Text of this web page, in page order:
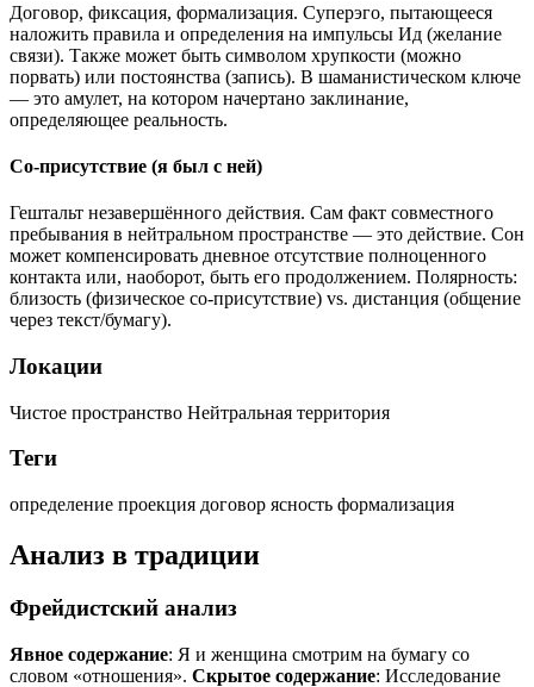
Договор, фиксация, формализация. Суперэго, пытающееся
наложить правила и определения на импульсы Ид (желание
связи). Также может быть символом хрупкости (можно
порвать) или постоянства (запись). В шаманистическом ключе
— это амулет, на котором начертано заклинание,
определяющее реальность.
Со-присутствие (я был с ней)
Гештальт незавершённого действия. Сам факт совместного
пребывания в нейтральном пространстве — это действие. Сон
может компенсировать дневное отсутствие полноценного
контакта или, наоборот, быть его продолжением. Полярность:
близость (физическое со-присутствие) vs. дистанция (общение
через текст/бумагу).
Локации
Чистое пространство Нейтральная территория
Теги
определение проекция договор ясность формализация
Анализ в традиции
Фрейдистский анализ
Явное содержание: Я и женщина смотрим на бумагу со
словом «отношения». Скрытое содержание: Исследование